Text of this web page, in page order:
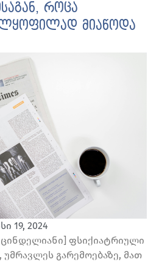
როცა
მიაწოდა
19, 2024
ფსიქიატრიული
გარემოებაზე, მათ